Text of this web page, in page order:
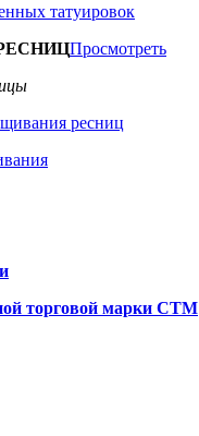
татуировок
Просмотреть
ресниц
торговой марки СТМ